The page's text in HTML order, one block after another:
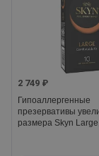
2 749 ₽
Гипоаллергенные
презервативы
размера Skyn